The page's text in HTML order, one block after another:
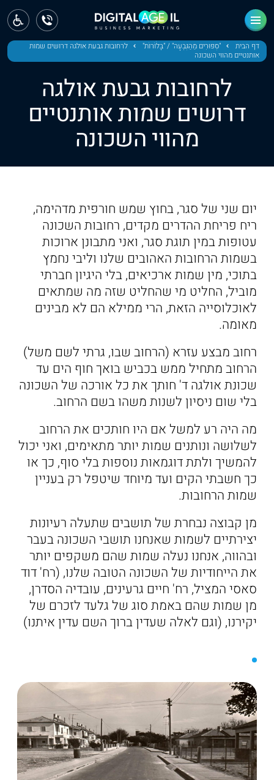
דף הבית "סִפּוּרִים מֵהַגִּבְעָה" / "בָּלֹוֹרוֹת"
לרחובות גבעת אולגה דרושים שמות
אותנטיים מהווי השכונה
לרחובות גבעת אולגה
דרושים שמות אותנטיים
מהווי השכונה
יום שני של סגר, בחוץ שמש חורפית מדהימה,
ריח פריחת ההדרים מקדים, רחובות השכונה
עטופות במין תוגת סגר, ואני מתבונן ארוכות
בשמות הרחובות האהובים שלנו וליבי נחמץ
בתוכי, מין שמות ארכיאים, בלי היגיון חברתי
מוביל, החליט מי שהחליט שזה מה שמתאים
לאוכלוסייה הזאת, הרי ממילא הם לא מבינים
מאומה.
רחוב מבצע עזרא (הרחוב שבו, גרתי לשם משל)
הרחוב מתחיל ממש בכביש בואך חוף הים עד
שכונת אולגה ד' חותך את כל אורכה של השכונה
בלי שום ניסיון לשנות משהו בשם הרחוב.
מה היה רע למשל אם היו חותכים את הרחוב
לשלושה ונותנים שמות יותר מתאימים, ואני יכול
להמשיך ולתת דוגמאות נוספות בלי סוף, כך או
כך חשבתי הקים ועד מיוחד שיטפל רק בעניין
שמות הרחובות.
מן קבוצה נבחרת של תושבים שתעלה רעיונות
יצירתיים לשמות שאנחנו תושבי השכונה בעבר
ובהווה, אנחנו נעלה שמות שהם משקפים יותר
את הייחודיות של השכונה הטובה שלנו, (רח' דוד
סאסי המציל, רח' חיים גרעינים, עובדיה הסדרן,
מן שמות שהם באמת סוג של גלעד לזכרם של
יקירנו, (וגם לאלה שעדין ברוך השם עדין איתנו)
ראשי
חדשות
מחוז חיפה
מחוז מרכז
תל אביב